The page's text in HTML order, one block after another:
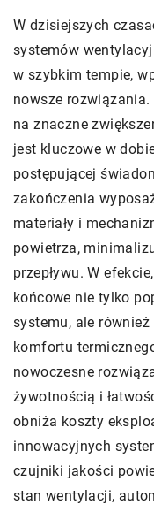
W dzisiejszych
systemów
w szybkim tempie,
nowsze
na znaczne
jest kluczowe w
postępującej
zakończenia
materiały i
powietrza,
przepływu. W
końcowe nie tylko
systemu, ale
komfortu
nowoczesne
żywotnością i
obniża koszty
innowacyjnych
czujniki jakości
stan wentylacji,